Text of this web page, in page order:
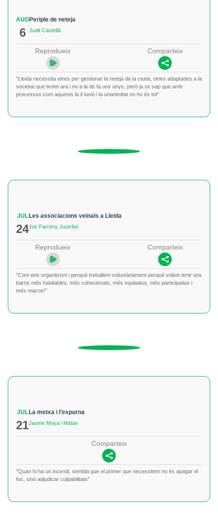
AUG
6
Periple de neteja
Judit Castellà
Reprodueix Comparteix
"Lleida necessita eines per gestionar la neteja de la ciutat, eines adaptades a la
societat que tenim ara i no a la de fa uns anys, però ja se sap que amb
processos com aquests la il·lusió i la unanimitat no ho és tot"
JUL
24
Les associacions veïnals a Lleida
Jos Farreny Justribó
Reprodueix Comparteix
"Com ens organitzem i perquè treballem voluntàriament perquè volem tenir uns
barris més habitables, més cohesionats, més equitatius, més participatius i
més macos!"
JUL
21
La metxa i l’espurna
Jaume Moya i Matas
Comparteix
"Quan hi ha un incendi, sembla que el primer que necessitem no és apagar el
foc, sinó adjudicar culpabilitats"